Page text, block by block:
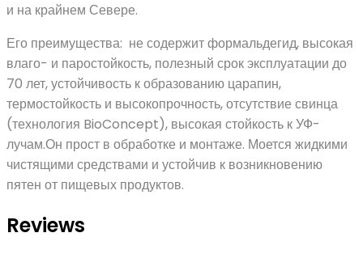
и на крайнем Севере.
Его преимущества: не содержит формальдегид, высокая
влаго- и паростойкость, полезный срок эксплуатации до
70 лет, устойчивость к образованию царапин,
термостойкость и высокопрочность, отсутствие свинца
(технология BioConcept), высокая стойкость к УФ-
лучам.Он прост в обработке и монтаже. Моется жидкими
чистящими средствами и устойчив к возникновению
пятен от пищевых продуктов.
Reviews